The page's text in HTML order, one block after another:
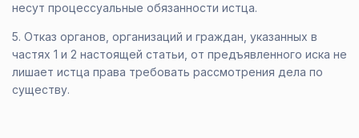
несут процессуальные обязанности истца.
5. Отказ органов, организаций и граждан, указанных в
частях 1 и 2 настоящей статьи, от предъявленного иска не
лишает истца права требовать рассмотрения дела по
существу.